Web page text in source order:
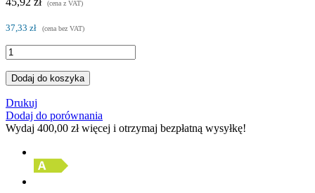
(cena z VAT)
37,33 zł (cena bez VAT)
Dodaj do koszyka
Drukuj
Dodaj do porównania
Wydaj 400,00 złwięcej i otrzymaj bezpłatną wysyłkę!